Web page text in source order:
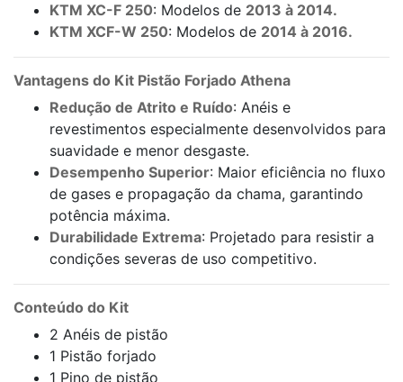
KTM XC-F 250: Modelos de 2013 à 2014.
KTM XCF-W 250: Modelos de 2014 à 2016.
Vantagens do Kit Pistão Forjado Athena
Redução de Atrito e Ruído: Anéis e
revestimentos especialmente desenvolvidos para
suavidade e menor desgaste.
Desempenho Superior: Maior eficiência no fluxo
de gases e propagação da chama, garantindo
potência máxima.
Durabilidade Extrema: Projetado para resistir a
condições severas de uso competitivo.
Conteúdo do Kit
2 Anéis de pistão
1 Pistão forjado
1 Pino de pistão